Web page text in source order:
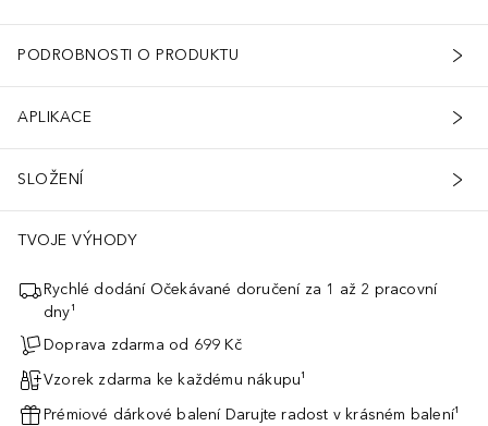
PODROBNOSTI O PRODUKTU
APLIKACE
SLOŽENÍ
TVOJE VÝHODY
Rychlé dodání Očekávané doručení za 1 až 2 pracovní
dny¹
Doprava zdarma od 699 Kč
Vzorek zdarma ke každému nákupu¹
Prémiové dárkové balení Darujte radost v krásném balení¹